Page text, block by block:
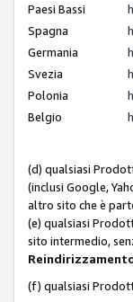
Paesi Bassi
Spagna
Germania
Svezia
Polonia
Belgio
(d) qualsiasi
(inclusi Google,
altro sito che è
(e) qualsiasi
sito intermedio,
(f) qualsiasi